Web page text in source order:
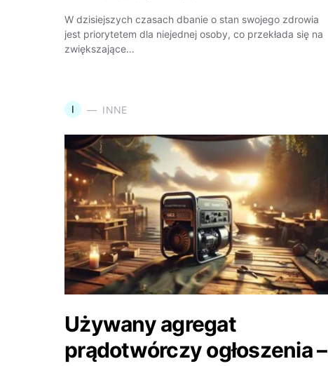
W dzisiejszych czasach dbanie o stan swojego zdrowia
jest priorytetem dla niejednej osoby, co przekłada się na
zwiększające…
I INNE
Używany agregat
prądotwórczy ogłoszenia –